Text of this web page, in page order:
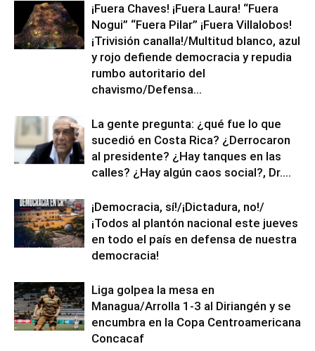
¡Fuera Chaves! ¡Fuera Laura! “Fuera
Nogui” “Fuera Pilar” ¡Fuera Villalobos!
¡Trivisión canalla!/Multitud blanco, azul
y rojo defiende democracia y repudia
rumbo autoritario del
chavismo/Defensa...
La gente pregunta: ¿qué fue lo que
sucedió en Costa Rica? ¿Derrocaron
al presidente? ¿Hay tanques en las
calles? ¿Hay algún caos social?, Dr....
¡Democracia, sí!/¡Dictadura, no!/
¡Todos al plantón nacional este jueves
en todo el país en defensa de nuestra
democracia!
Liga golpea la mesa en
Managua/Arrolla 1-3 al Diriangén y se
encumbra en la Copa Centroamericana
Concacaf